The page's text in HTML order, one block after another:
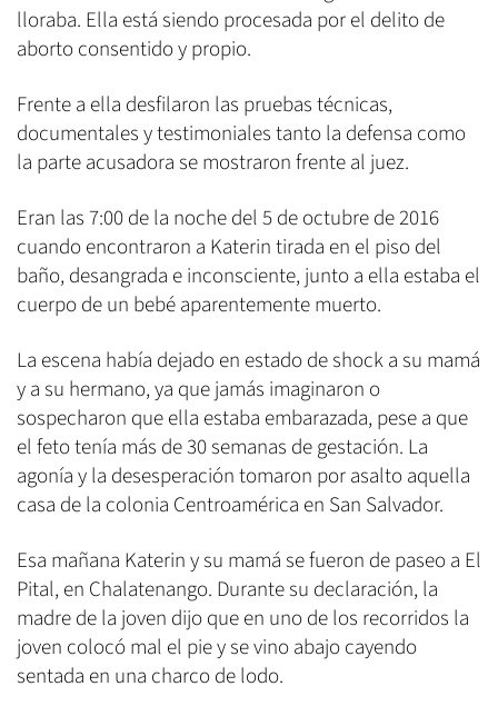
lloraba. Ella está siendo procesada por el delito de
aborto consentido y propio.
Frente a ella desfilaron las pruebas técnicas,
documentales y testimoniales tanto la defensa como
la parte acusadora se mostraron frente al juez.
Eran las 7:00 de la noche del 5 de octubre de 2016
cuando encontraron a Katerin tirada en el piso del
baño, desangrada e inconsciente, junto a ella estaba el
cuerpo de un bebé aparentemente muerto.
La escena había dejado en estado de shock a su mamá
y a su hermano, ya que jamás imaginaron o
sospecharon que ella estaba embarazada, pese a que
el feto tenía más de 30 semanas de gestación. La
agonía y la desesperación tomaron por asalto aquella
casa de la colonia Centroamérica en San Salvador.
Esa mañana Katerin y su mamá se fueron de paseo a El
Pital, en Chalatenango. Durante su declaración, la
madre de la joven dijo que en uno de los recorridos la
joven colocó mal el pie y se vino abajo cayendo
sentada en una charco de lodo.